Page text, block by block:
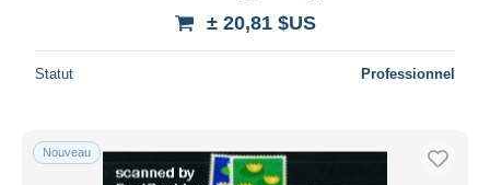
± 20,81 $US
Statut Professionnel
Nouveau